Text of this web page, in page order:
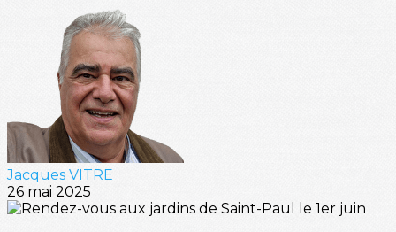
Jacques VITRE
26 mai 2025